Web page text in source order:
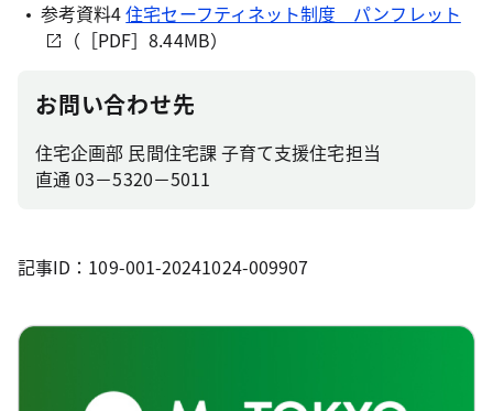
参考資料4住宅セーフティネット制度 パンフレット
（［PDF］8.44MB）
お問い合わせ先
住宅企画部 民間住宅課 子育て支援住宅担当
直通 03－5320－5011
記事ID：109-001-20241024-009907